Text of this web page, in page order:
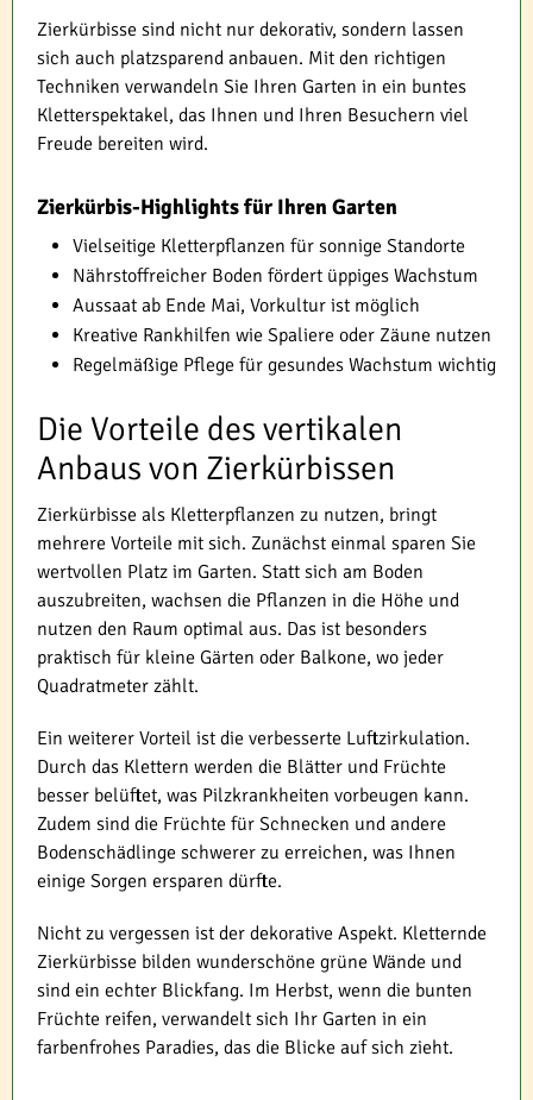
Zierkürbisse sind nicht nur dekorativ, sondern lassen
sich auch platzsparend anbauen. Mit den richtigen
Techniken verwandeln Sie Ihren Garten in ein buntes
Kletterspektakel, das Ihnen und Ihren Besuchern viel
Freude bereiten wird.
Zierkürbis-Highlights für Ihren Garten
Vielseitige Kletterpflanzen für sonnige Standorte
Nährstoffreicher Boden fördert üppiges Wachstum
Aussaat ab Ende Mai, Vorkultur ist möglich
Kreative Rankhilfen wie Spaliere oder Zäune nutzen
Regelmäßige Pflege für gesundes Wachstum wichtig
Die Vorteile des vertikalen
Anbaus von Zierkürbissen
Zierkürbisse als Kletterpflanzen zu nutzen, bringt
mehrere Vorteile mit sich. Zunächst einmal sparen Sie
wertvollen Platz im Garten. Statt sich am Boden
auszubreiten, wachsen die Pflanzen in die Höhe und
nutzen den Raum optimal aus. Das ist besonders
praktisch für kleine Gärten oder Balkone, wo jeder
Quadratmeter zählt.
Ein weiterer Vorteil ist die verbesserte Luftzirkulation.
Durch das Klettern werden die Blätter und Früchte
besser belüftet, was Pilzkrankheiten vorbeugen kann.
Zudem sind die Früchte für Schnecken und andere
Bodenschädlinge schwerer zu erreichen, was Ihnen
einige Sorgen ersparen dürfte.
Nicht zu vergessen ist der dekorative Aspekt. Kletternde
Zierkürbisse bilden wunderschöne grüne Wände und
sind ein echter Blickfang. Im Herbst, wenn die bunten
Früchte reifen, verwandelt sich Ihr Garten in ein
farbenfrohes Paradies, das die Blicke auf sich zieht.